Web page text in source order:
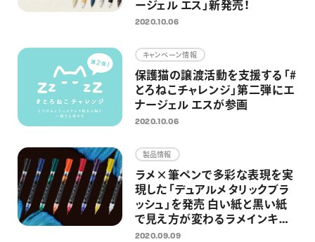
ージェル エス」新発売！
2020.10.06
キャンペーン情報
保護猫の譲渡活動を支援する「#
とろねこチャレンジ」第二弾にエ
ナージェル エスが参画
2020.10.06
製品情報
ラメ×筆ペンで多彩な表現を実
現した「デュアルメタリックブラ
ッシュ」を発売 白い紙と黒い紙
で見え方が変わるラメインキを
搭載
2020.09.09